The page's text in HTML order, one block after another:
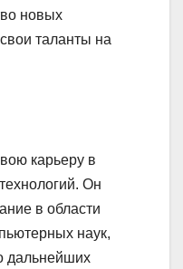
новых
таланты на
карьеру в
Он
в области
наук,
дальнейших